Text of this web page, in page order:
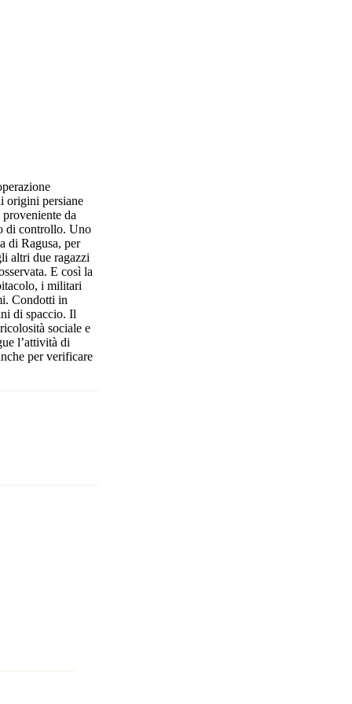
origini persiane
da
di controllo. Uno
di Ragusa, per
altri due ragazzi
E così la
i militari
Condotti in
di spaccio. Il
sociale e
l’attività di
per verificare